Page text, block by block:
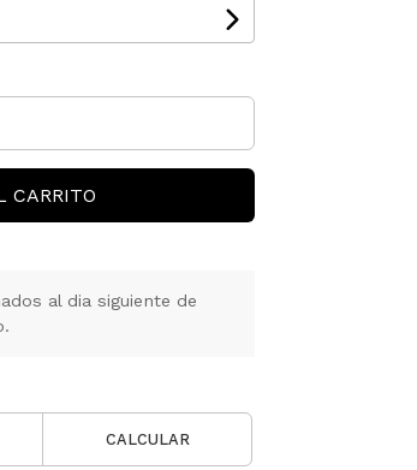
CARRITO
al dia siguiente de
CALCULAR